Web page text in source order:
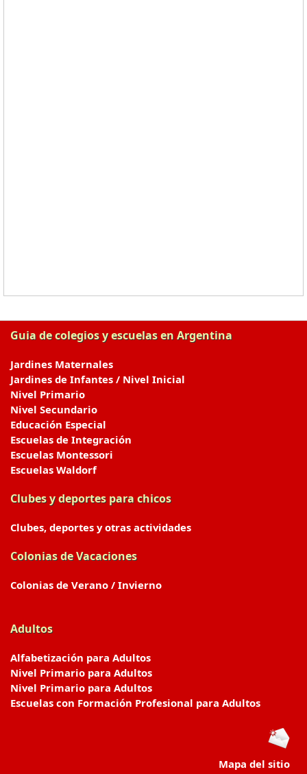
Guia de colegios y escuelas en Argentina
Jardines Maternales
Jardines de Infantes / Nivel Inicial
Nivel Primario
Nivel Secundario
Educación Especial
Escuelas de Integración
Escuelas Montessori
Escuelas Waldorf
Clubes y deportes para chicos
Clubes, deportes y otras actividades
Colonias de Vacaciones
Colonias de Verano / Invierno
Adultos
Alfabetización para Adultos
Nivel Primario para Adultos
Nivel Primario para Adultos
Escuelas con Formación Profesional para Adultos
Mapa del sitio